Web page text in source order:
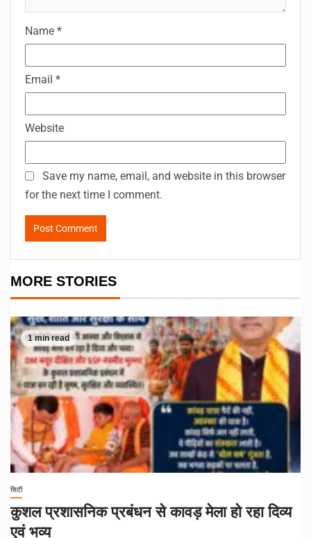
Name *
Email *
Website
Save my name, email, and website in this browser
for the next time I comment.
MORE STORIES
1 min read
सिटी
कुशल प्रशासनिक प्रबंधन से कावड़ मेला हो रहा दिव्य
एवं भव्य